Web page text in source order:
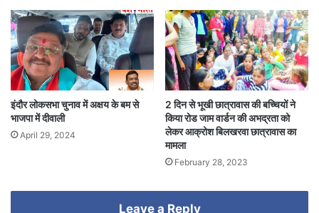
इंदौर लोकसभा चुनाव में अक्षय के बम से
भाजपा में दीवाली
April 29, 2024
2 दिन से भूखी छात्रावास की बच्चियों ने
किया रोड जाम वार्डन की अभद्रता को
लेकर आक्रोश बिलखरवा छात्रावास का
मामला
February 28, 2023
Leave a Reply